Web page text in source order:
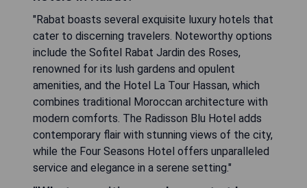
VERFÜGBARKEIT PRÜFEN
FAQ
"What are some of the top luxury
hotels in Rabat?"